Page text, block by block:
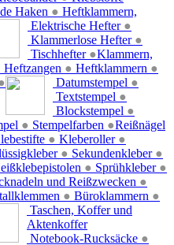
Haken ●
Elektrische Hefter ●
Klammerlose Hefter ●
Tischhefter ●
Heftzangen ● Heftklammern ●
Datumstempel ●
Textstempel ●
Blockstempel ●
● Stempelfarben ●
● Kleberoller ●
● Sekundenkleber ●
● Sprühkleber ●
Heftklammern,
Klammern,
Reißnägel
und Reißzwecken ●
● Büroklammern ●
Taschen, Koffer und
Aktenkoffer
Notebook-Rucksäcke ●